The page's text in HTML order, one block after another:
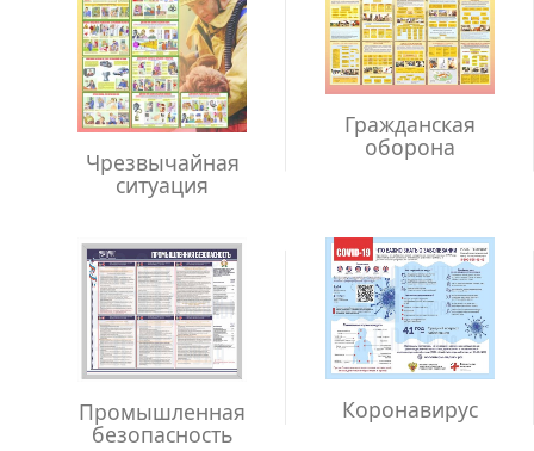
Чрезвычайная
ситуация
Гражданская
оборона
Промышленная
безопасность
Коронавирус